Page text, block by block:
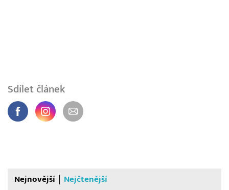
Sdílet článek
Nejnovější Nejčtenější